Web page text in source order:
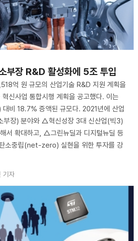
부장 R&D 활성화에 5조 투입
억 원 규모의 산업기술 R&D 지원 계획을
신사업 통합시행 계획을 공고했다. 이는
비 18.7% 증액된 규모다. 2021년에 산업
부장) 분야와 △혁신성장 3대 신산업(빅3)
서 확대하고, △그린뉴딜과 디지털뉴딜 등
소중립(net-zero) 실현을 위한 투자를 강
기자